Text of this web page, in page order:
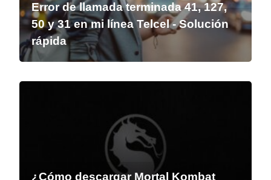
Error de llamada terminada 41, 127,
50 y 31 en mi línea Telcel - Solución
rápida
¿Cómo descargar Mortal Kombat